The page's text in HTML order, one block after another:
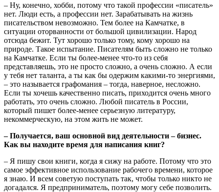
– Ну, конечно, хобби, потому что такой профессии «писатель»
нет. Люди есть, а профессии нет. Зарабатывать на жизнь
писательством невозможно. Тем более на Камчатке, в
ситуации оторванности от большой цивилизации. Народ
отсюда бежит. Тут хорошо только тому, кому хорошо на
природе. Такое испытание. Писателям быть сложно не только
на Камчатке. Если ты более-менее что-то из себя
представляешь, это не просто сложно, а очень сложно. А если
у тебя нет таланта, а ты как бы одержим какими-то энергиями,
– это называется графомания – тогда, наверное, несложно.
Если ты хочешь качественно писать, приходится очень много
работать, это очень сложно. Любой писатель в России,
который пишет более-менее серьезную литературу,
некоммерческую, на этом жить не может.
– Получается, ваш основной вид деятельности – бизнес.
Как вы находите время для написания книг?
– Я пишу свои книги, когда я сижу на работе. Потому что это
самое эффективное использование рабочего времени, которое
я знаю. И всем советую поступать так, чтобы только никто не
догадался. Я предприниматель, поэтому могу себе позволить.